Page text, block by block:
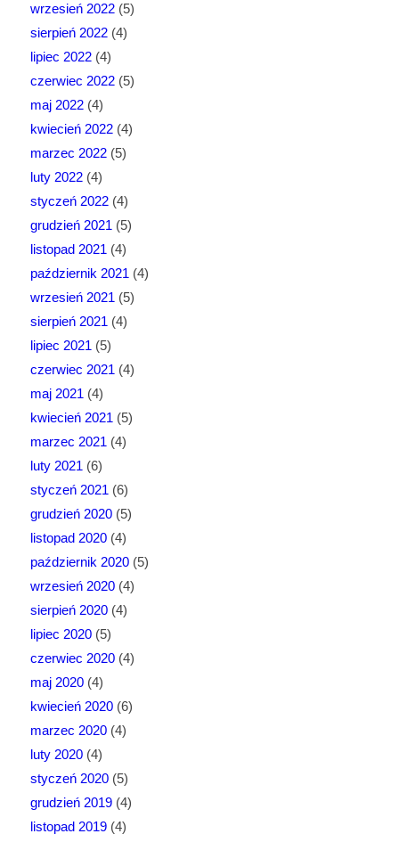
wrzesień 2022(5)
sierpień 2022(4)
lipiec 2022(4)
czerwiec 2022(5)
maj 2022(4)
kwiecień 2022(4)
marzec 2022(5)
luty 2022(4)
styczeń 2022(4)
grudzień 2021 (5)
listopad 2021 (4)
październik 2021 (4)
wrzesień 2021 (5)
sierpień 2021 (4)
lipiec 2021 (5)
czerwiec 2021 (4)
maj 2021 (4)
kwiecień 2021 (5)
marzec 2021 (4)
luty 2021 (6)
styczeń 2021 (6)
grudzień 2020(5)
listopad 2020(4)
październik 2020(5)
wrzesień 2020(4)
sierpień 2020(4)
lipiec 2020(5)
czerwiec 2020(4)
maj 2020(4)
kwiecień 2020(6)
marzec 2020(4)
luty 2020(4)
styczeń 2020(5)
grudzień 2019(4)
listopad 2019(4)